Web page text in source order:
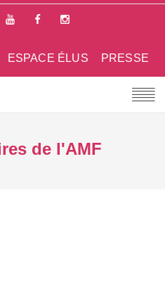
PRESSE
ESPACE ÉLUS
de l'AMF